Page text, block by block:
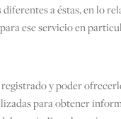
a éstas, en lo
ese servicio en
y poder
para obtener